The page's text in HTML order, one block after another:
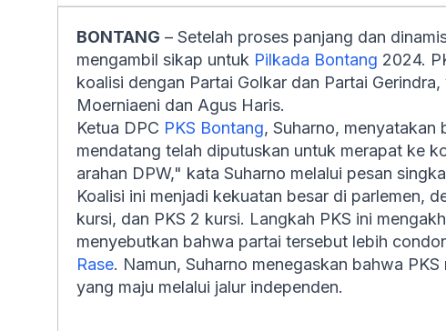
BONTANG – Setelah proses panjang dan
mengambil sikap untuk Pilkada Bontang 2024.
koalisi dengan Partai Golkar dan Partai
Moerniaeni dan Agus Haris.
Ketua DPC PKS Bontang, Suharno, menyatakan
mendatang telah diputuskan untuk merapat ke
arahan DPW," kata Suharno melalui pesan
Koalisi ini menjadi kekuatan besar di parlemen,
kursi, dan PKS 2 kursi. Langkah PKS ini
menyebutkan bahwa partai tersebut lebih
Rase. Namun, Suharno menegaskan bahwa
yang maju melalui jalur independen.